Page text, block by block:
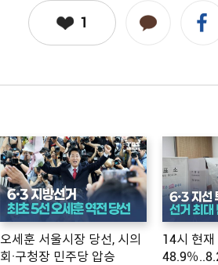
1
오세훈 서울시장 당선, 시의
회·구청장 민주당 압승
14시 현재
48.9％